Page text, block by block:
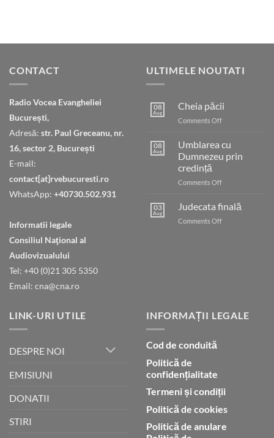
CONTACT
Radio Vocea Evangheliei
București,
Adresă: str. Paul Greceanu, nr.
16, sector 2, București
E-mail:
contact[at]rvebucuresti.ro
WhatsApp: +40730.502.931
Informatii legale
Consiliul Naţional al
Audiovizualului
Tel: +40 (0)21 305 5350
Email: cna@cna.ro
ULTIMELE NOUTATI
08
Aug
Cheia păcii
Comments Offon
08
Aug
Umblarea cu
Dumnezeu prin
credință
Comments Offon
cu
Dumnezeu
prin
03
Aug
Judecata finală
Comments Offon
LINK-URI UTILE
DESPRE NOI
EMISIUNI
DONATII
STIRI
INFORMAȚII LEGALE
Cod de conduită
Politică de
confidențialitate
Termeni și condiții
Politică de cookies
Politică de anulare